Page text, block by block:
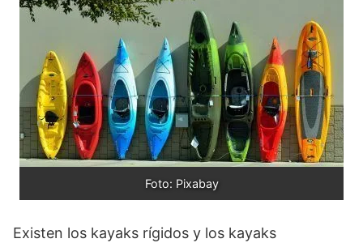
Foto: Pixabay
Existen los kayaks rígidos y los kayaks